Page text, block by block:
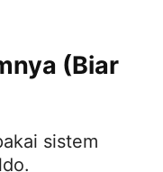
(Biar
sistem